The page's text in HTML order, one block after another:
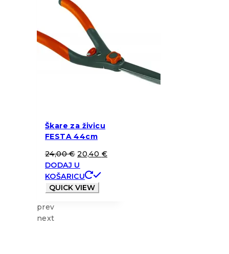
Škare za živicu
FESTA 44cm
24,00€ 20,40 €
DODAJ U
KOŠARICU
QUICK VIEW
prev
next